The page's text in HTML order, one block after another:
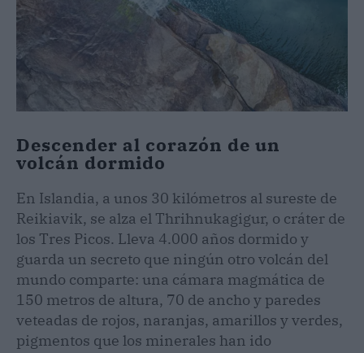
Descender al corazón de un
volcán dormido
En Islandia, a unos 30 kilómetros al sureste de
Reikiavik, se alza el Thrihnukagigur, o cráter de
los Tres Picos. Lleva 4.000 años dormido y
guarda un secreto que ningún otro volcán del
mundo comparte: una cámara magmática de
150 metros de altura, 70 de ancho y paredes
veteadas de rojos, naranjas, amarillos y verdes,
pigmentos que los minerales han ido